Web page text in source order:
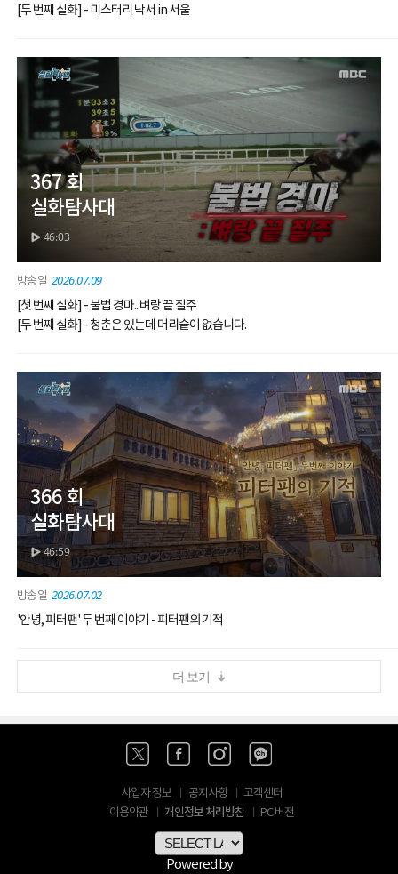
[두 번째 실화] - 미스터리 낙서 in 서울
367 회
실화탐사대
46:03
2026.07.09
[첫 번째 실화] - 불법 경마...벼랑 끝 질주
[두 번째 실화] - 청춘은 있는데 머리숱이 없습니다.
366 회
실화탐사대
46:59
2026.07.02
'안녕, 피터팬' 두 번째 이야기 - 피터팬의 기적
더 보기
사업자 정보 공지사항
고객센터
이용약관
개인정보 처리방침 PC 버전
Powered by